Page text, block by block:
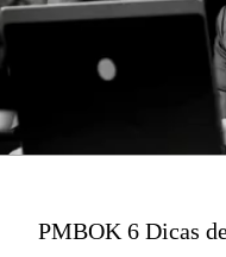
PMBOK 6 Dicas